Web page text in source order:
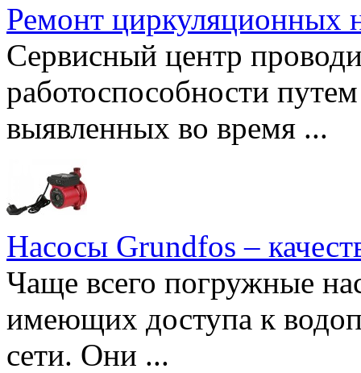
Ремонт циркуляционных
Сервисный центр
работоспособности
выявленных во время ...
Насосы Grundfos –
Чаще всего погружные
имеющих доступа к
сети. Они ...